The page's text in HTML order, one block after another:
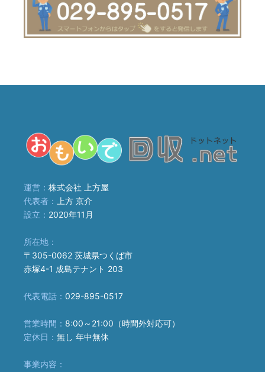
運営： 株式会社 上方屋
代表者：
上方 京介
設立： 2020年11月
所在地：
〒305-0062 茨城県つくば市
赤塚4-1 成島テナント 203
代表電話： 029-895-0517
営業時間： 8:00～21:00（時間外対応可）
定休日： 無し 年中無休
事業内容：